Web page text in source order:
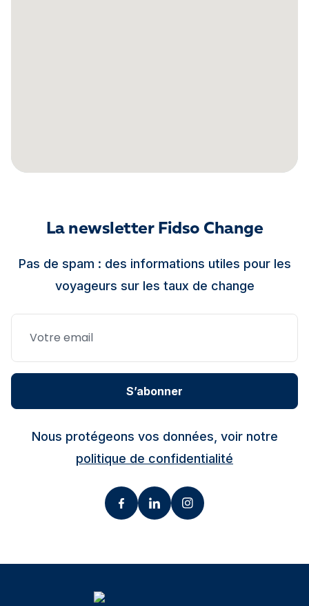
La newsletter Fidso Change
Pas de spam : des informations utiles pour les
voyageurs sur les taux de change
S’abonner
Nous protégeons vos données, voir notre
politique de confidentialité